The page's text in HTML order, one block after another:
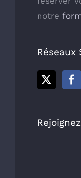
notre
Réseaux